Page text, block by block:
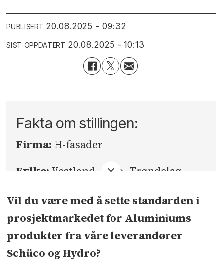
PUBLISERT 20.08.2025 - 09:32
SIST OPPDATERT 20.08.2025 - 10:13
Fakta om stillingen:
Firma: H-fasader
Fylke: Vestland, Oslo, Trøndelag,
Sted:Bergen, Oslo, Trondheim,
Fredrikstad, Ålesund
Søknadsfrist:snarest
Vil du være med å sette standarden i
prosjektmarkedet for Aluminiums
produkter fra våre leverandører
Schüco og Hydro?